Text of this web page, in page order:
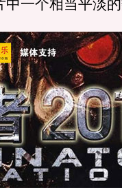
一个相当平淡